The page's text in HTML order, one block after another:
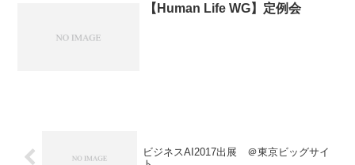
【Human Life WG】定例会
ビジネスAI2017出展 ＠東京ビッグサイ